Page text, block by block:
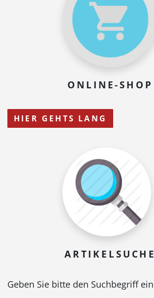
ONLINE-SHOP
HIER GEHTS LANG
ARTIKELSUCHE
Geben Sie bitte den Suchbegriff ein